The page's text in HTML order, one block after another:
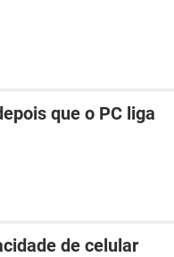
que o PC liga
de celular